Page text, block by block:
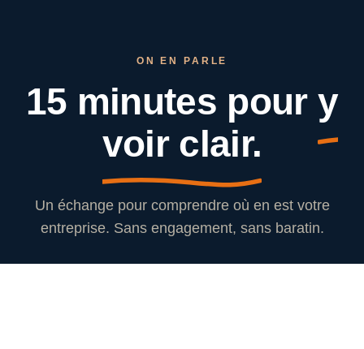
ON EN PARLE
15 minutes pour y
voir clair.
Un échange pour comprendre où en est votre
entreprise. Sans engagement, sans baratin.